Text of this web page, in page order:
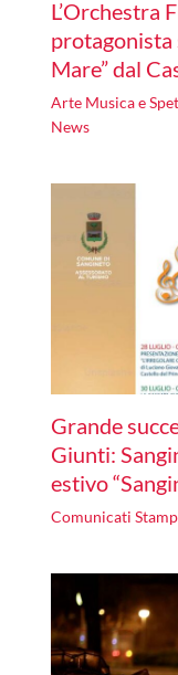
L’Orchestra
protagonista
Mare” dal
Arte Musica e
News
Grande
Giunti:
estivo
Comunicati